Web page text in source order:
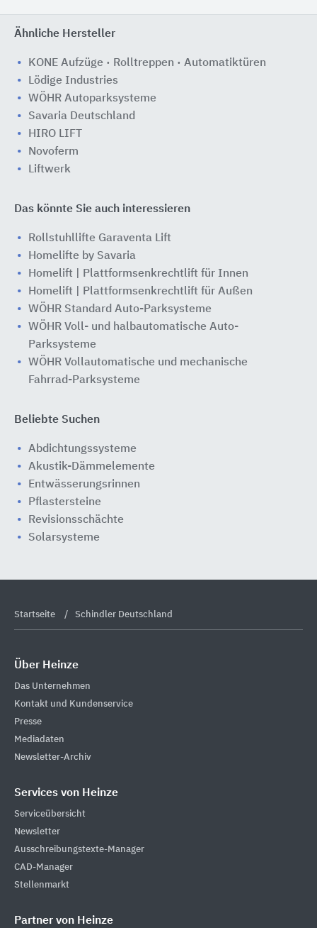
Ähnliche Hersteller
KONE Aufzüge · Rolltreppen · Automatiktüren
Lödige Industries
WÖHR Autoparksysteme
Savaria Deutschland
HIRO LIFT
Novoferm
Liftwerk
Das könnte Sie auch interessieren
Rollstuhllifte Garaventa Lift
Homelifte by Savaria
Homelift | Plattformsenkrechtlift für Innen
Homelift | Plattformsenkrechtlift für Außen
WÖHR Standard Auto-Parksysteme
WÖHR Voll- und halbautomatische Auto-
Parksysteme
WÖHR Vollautomatische und mechanische
Fahrrad-Parksysteme
Beliebte Suchen
Abdichtungssysteme
Akustik-Dämmelemente
Entwässerungsrinnen
Pflastersteine
Revisionsschächte
Solarsysteme
Startseite Schindler Deutschland
Über Heinze
Das Unternehmen
Kontakt und Kundenservice
Presse
Mediadaten
Newsletter-Archiv
Services von Heinze
Serviceübersicht
Newsletter
Ausschreibungstexte-Manager
CAD-Manager
Stellenmarkt
Partner von Heinze